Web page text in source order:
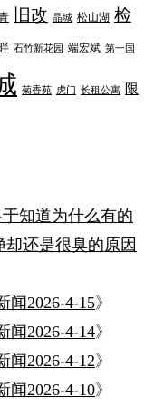
旧改 晶城 松山湖 检
石竹新花园 端宏斌 第一国
菊香苑 虎门 长租公寓 限
知道为什么有的
还是很臭的原因
闻2026-4-15》
闻2026-4-14》
闻2026-4-12》
闻2026-4-10》